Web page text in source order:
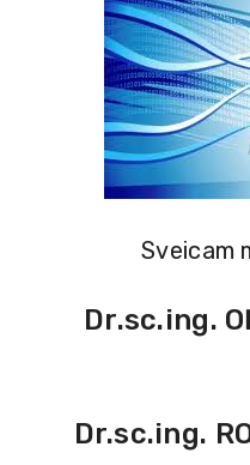
Sveicam
Dr.sc.ing.
Dr.sc.ing.